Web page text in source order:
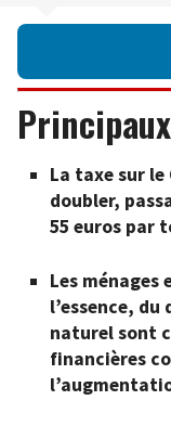
La taxe sur le
doubler,
55 euros par
Les ménages
l’essence,
naturel sont
financières